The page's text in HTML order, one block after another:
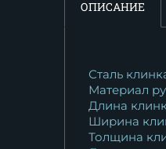
ОПИСАНИЕ
Сталь
Материал
Длина
Ширина
Толщина